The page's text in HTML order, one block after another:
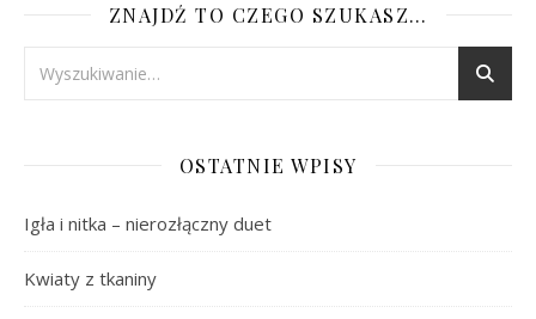
ZNAJDŹ TO CZEGO SZUKASZ…
OSTATNIE WPISY
Igła i nitka – nierozłączny duet
Kwiaty z tkaniny